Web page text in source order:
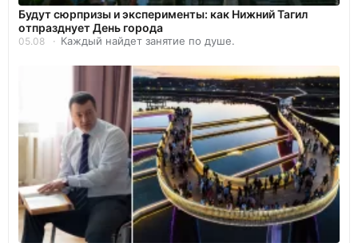
Будут сюрпризы и эксперименты: как Нижний Тагил
отпразднует День города
05.08 Каждый найдет занятие по душе.